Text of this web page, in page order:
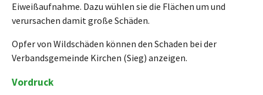
Eiweißaufnahme. Dazu wühlen sie die Flächen um und
verursachen damit große Schäden.
Opfer von Wildschäden können den Schaden bei der
Verbandsgemeinde Kirchen (Sieg) anzeigen.
Vordruck